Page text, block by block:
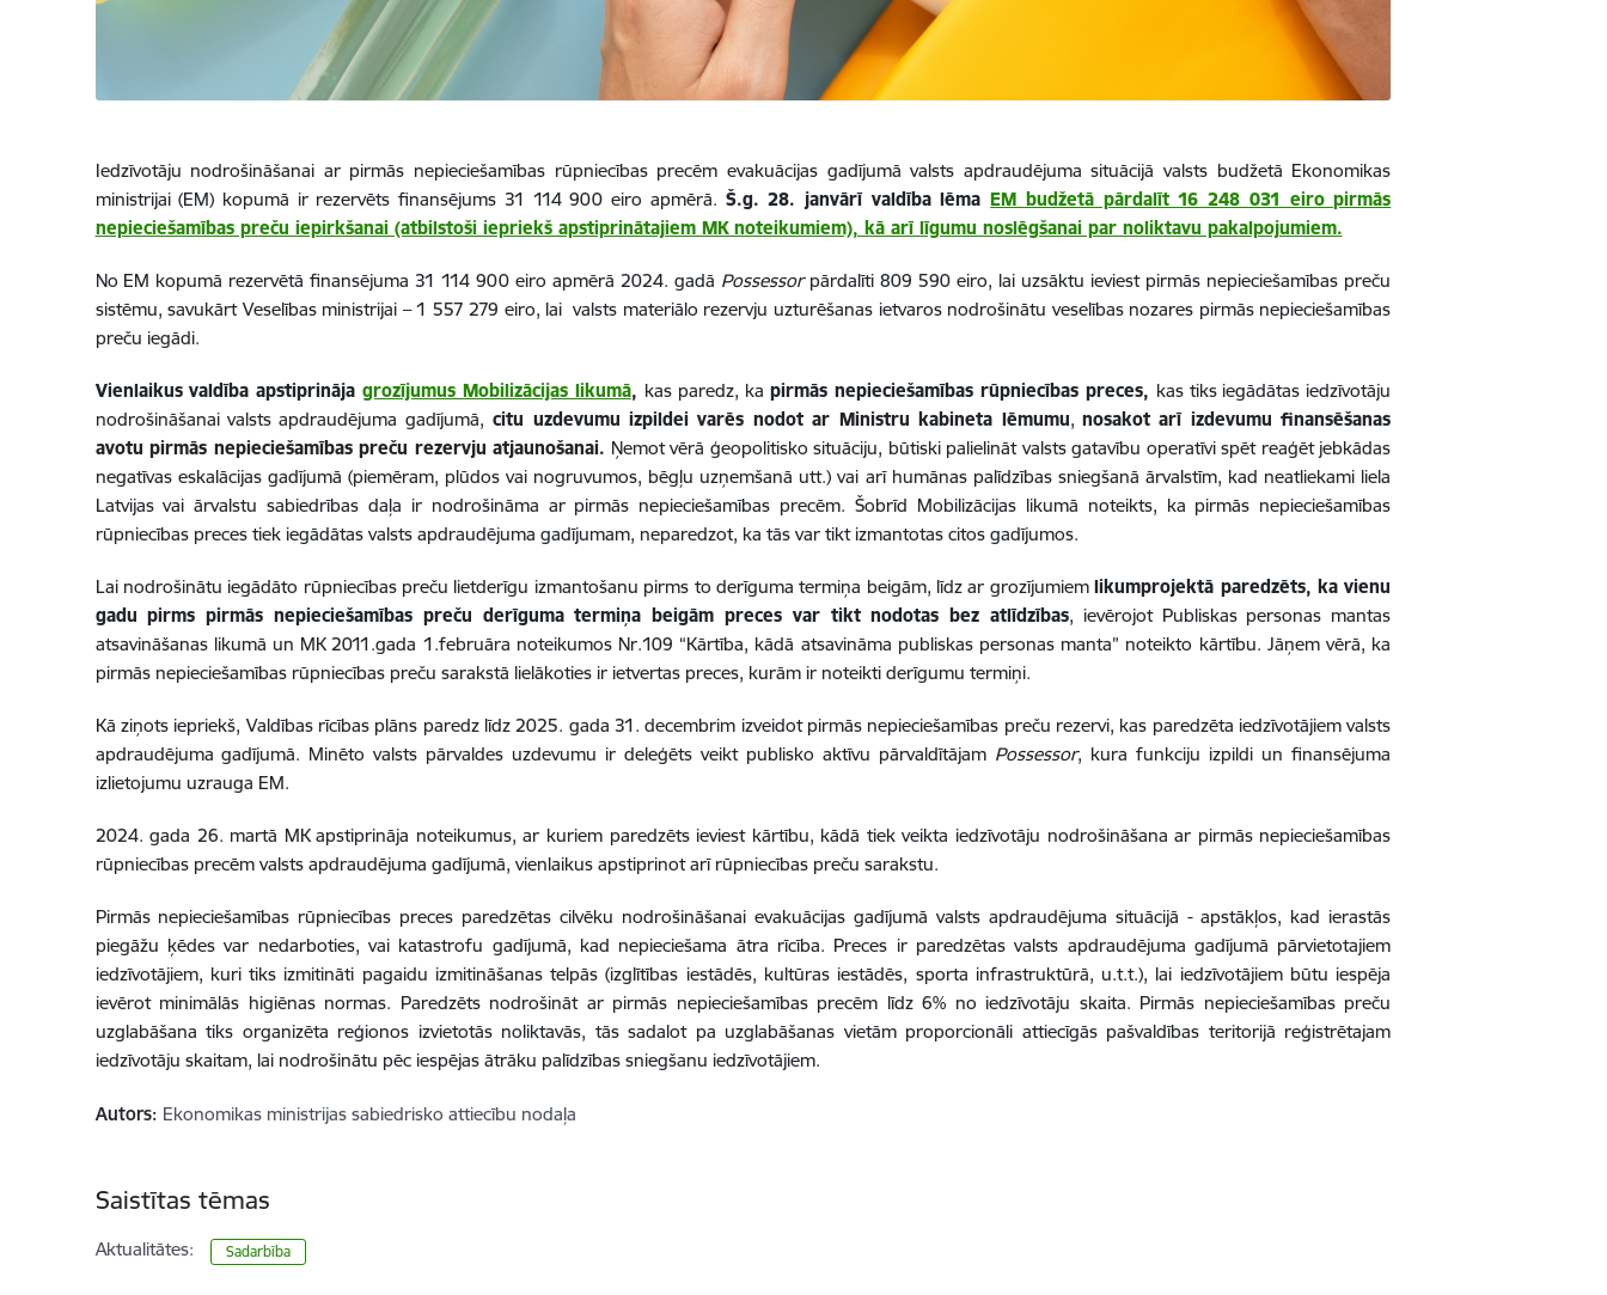
Iedzīvotāju nodrošināšanai ar pirmās nepieciešamības rūpniecības precēm evakuācijas gadījumā valsts apdraudējuma situācijā valsts budžetā Ekonomikas
ministrijai (EM) kopumā ir rezervēts finansējums 31 114 900 eiro apmērā. Š.g. 28. janvārī valdība lēmaEM budžetā pārdalīt 16 248 031 eiro pirmās
nepieciešamības preču iepirkšanai (atbilstoši iepriekš apstiprinātajiem MK noteikumiem), kā arī līgumu noslēgšanai par noliktavu pakalpojumiem.
No EM kopumā rezervētā finansējuma 31 114 900 eiro apmērā 2024. gadā Possessorpārdalīti 809 590 eiro, lai uzsāktu ieviest pirmās nepieciešamības preču
sistēmu, savukārt Veselības ministrijai – 1 557 279 eiro, lai valsts materiālo rezervju uzturēšanas ietvaros nodrošinātu veselības nozares pirmās nepieciešamības
preču iegādi.
Vienlaikus valdība apstiprinājagrozījumus Mobilizācijas likumā, kas paredz, kapirmās nepieciešamības rūpniecības preces, kas tiks iegādātas iedzīvotāju
nodrošināšanai valsts apdraudējuma gadījumā, citu uzdevumu izpildei varēs nodot ar Ministru kabineta lēmumu, nosakot arī izdevumu finansēšanas
avotu pirmās nepieciešamības preču rezervju atjaunošanai. Ņemot vērā ģeopolitisko situāciju, būtiski palielināt valsts gatavību operatīvi spēt reaģēt jebkādas
negatīvas eskalācijas gadījumā (piemēram, plūdos vai nogruvumos, bēgļu uzņemšanā utt.) vai arī humānas palīdzības sniegšanā ārvalstīm, kad neatliekami liela
Latvijas vai ārvalstu sabiedrības daļa ir nodrošināma ar pirmās nepieciešamības precēm. Šobrīd Mobilizācijas likumā noteikts, ka pirmās nepieciešamības
rūpniecības preces tiek iegādātas valsts apdraudējuma gadījumam, neparedzot, ka tās var tikt izmantotas citos gadījumos.
Lai nodrošinātu iegādāto rūpniecības preču lietderīgu izmantošanu pirms to derīguma termiņa beigām, līdz ar grozījumiemlikumprojektā paredzēts, ka vienu
gadu pirms pirmās nepieciešamības preču derīguma termiņa beigām preces var tikt nodotas bez atlīdzības, ievērojot Publiskas personas mantas
atsavināšanas likumā un MK 2011.gada 1.februāra noteikumos Nr.109 “Kārtība, kādā atsavināma publiskas personas manta” noteikto kārtību. Jāņem vērā, ka
pirmās nepieciešamības rūpniecības preču sarakstā lielākoties ir ietvertas preces, kurām ir noteikti derīgumu termiņi.
Kā ziņots iepriekš, Valdības rīcības plāns paredz līdz 2025. gada 31. decembrim izveidot pirmās nepieciešamības preču rezervi, kas paredzēta iedzīvotājiem valsts
apdraudējuma gadījumā. Minēto valsts pārvaldes uzdevumu ir deleģēts veikt publisko aktīvu pārvaldītājam Possessor, kura funkciju izpildi un finansējuma
izlietojumu uzrauga EM.
2024. gada 26. martā MK apstiprināja noteikumus, ar kuriem paredzēts ieviest kārtību, kādā tiek veikta iedzīvotāju nodrošināšana ar pirmās nepieciešamības
rūpniecības precēm valsts apdraudējuma gadījumā, vienlaikus apstiprinot arī rūpniecības preču sarakstu.
Pirmās nepieciešamības rūpniecības preces paredzētas cilvēku nodrošināšanai evakuācijas gadījumā valsts apdraudējuma situācijā - apstākļos, kad ierastās
piegāžu ķēdes var nedarboties, vai katastrofu gadījumā, kad nepieciešama ātra rīcība. Preces ir paredzētas valsts apdraudējuma gadījumā pārvietotajiem
iedzīvotājiem, kuri tiks izmitināti pagaidu izmitināšanas telpās (izglītības iestādēs, kultūras iestādēs, sporta infrastruktūrā, u.t.t.), lai iedzīvotājiem būtu iespēja
ievērot minimālās higiēnas normas. Paredzēts nodrošināt ar pirmās nepieciešamības precēm līdz 6% no iedzīvotāju skaita. Pirmās nepieciešamības preču
uzglabāšana tiks organizēta reģionos izvietotās noliktavās, tās sadalot pa uzglabāšanas vietām proporcionāli attiecīgās pašvaldības teritorijā reģistrētajam
iedzīvotāju skaitam, lai nodrošinātu pēc iespējas ātrāku palīdzības sniegšanu iedzīvotājiem.
Autors: Ekonomikas ministrijas sabiedrisko attiecību nodaļa
Saistītas tēmas
Aktualitātes: Sadarbība